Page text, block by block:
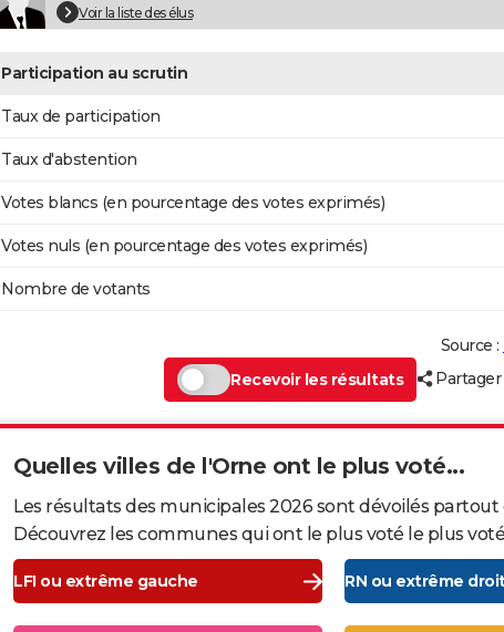
Voir la liste des élus
Participation au scrutin
Taux de participation
Taux d'abstention
Votes blancs (en pourcentage des votes exprimés)
Votes nuls (en pourcentage des votes exprimés)
Nombre de votants
Source :
Recevoir les résultats
Partager
Quelles villes de l'Orne ont le plus voté...
Les résultats des municipales 2026 sont dévoilés partout
Découvrez les communes qui ont le plus voté le plus voté
LFI ou extrême gauche RN ou extrême